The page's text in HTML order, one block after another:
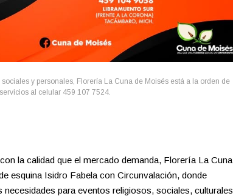
y personales, Florería La Cuna de Moisés está a la orden de
al celular 459 107 7524.
la calidad que el mercado demanda, Florería La Cuna
esquina Isidro Fabela con Circunvalación, donde
para eventos religiosos, sociales, culturales